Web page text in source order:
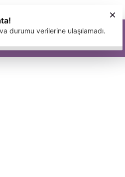
MAGAZİN
durumu verilerine ulaşılamadı.